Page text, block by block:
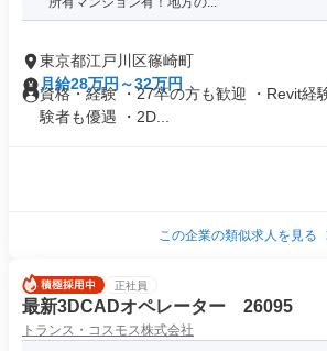
東京都江戸川区篠崎町
月給28万円～32万円
資格・経験 ・27卒の方も歓迎 ・Revit経
験者も優遇 ・2D...
この企業の類似求人を見る
正社員
最新3DCADオペレーター 26095
トランス・コスモス株式会社